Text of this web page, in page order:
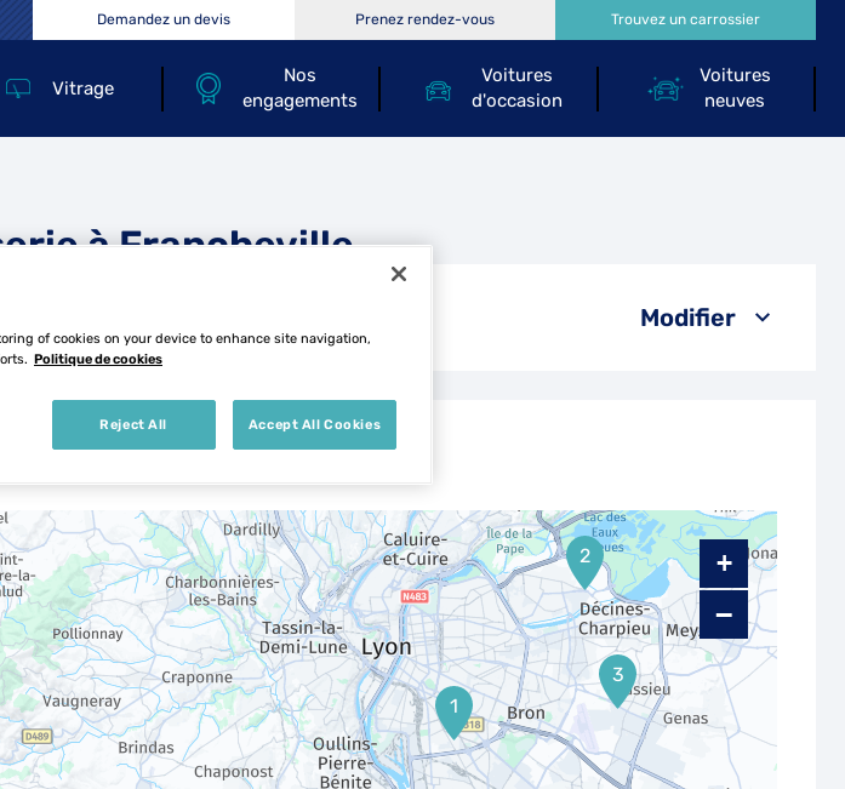
Vitrage
Nos
engagements
Voitures
d'occasion
Voitures
neuves
Demandez un devis Prenez rendez-vous Trouvez un carrossier
à Francheville
Modifier
à Francheville
1
3
2 +
−
of cookies on your device to enhance site navigation,
Politique de cookies
Reject All Accept All Cookies